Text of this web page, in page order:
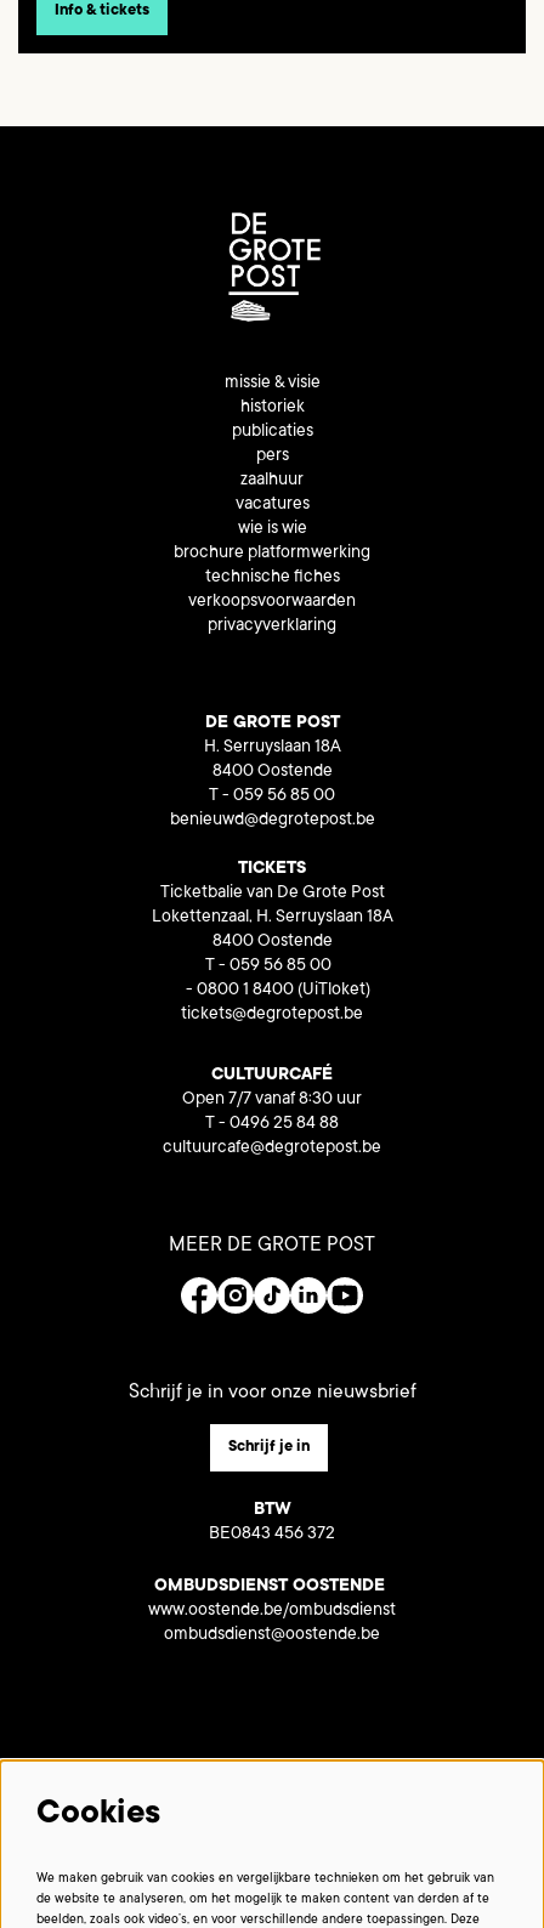
Info & tickets
missie & visie
historiek
publicaties
pers
zaalhuur
vacatures
wie is wie
brochure platformwerking
technische fiches
verkoopsvoorwaarden
privacyverklaring
DE GROTE POST
H. Serruyslaan 18A
8400 Oostende
T - 059 56 85 00
benieuwd@degrotepost.be
TICKETS
Ticketbalie van De Grote Post
Lokettenzaal, H. Serruyslaan 18A
8400 Oostende
T - 059 56 85 00
- 0800 1 8400 (UiTloket)
tickets@degrotepost.be
CULTUURCAFÉ
Open 7/7 vanaf 8:30 uur
T - 0496 25 84 88
cultuurcafe@degrotepost.be
MEER DE GROTE POST
Schrijf je in voor onze nieuwsbrief
Schrijf je in
BTW
BE0843 456 372
OMBUDSDIENST OOSTENDE
www.oostende.be/ombudsdienst
ombudsdienst@oostende.be
Cookies
We maken gebruik van cookies en vergelijkbare technieken om het gebruik van
de website te analyseren, om het mogelijk te maken content van derden af te
beelden, zoals ook video’s, en voor verschillende andere toepassingen. Deze